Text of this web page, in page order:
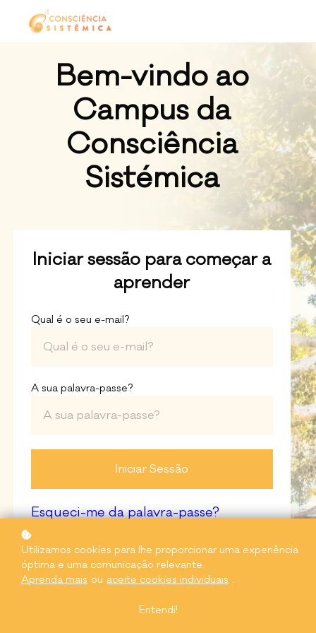
Bem-vindo ao
Campus da
Consciência
Sistémica
Iniciar sessão para começar a
aprender
Qual é o seu e-mail?
A sua palavra-passe?
Iniciar Sessão
Esqueci-me da palavra-passe?
Utilizamos cookies para lhe proporcionar uma experiência
óptima e uma comunicação relevante.
Aprenda mais ou aceite cookies individuais .
Entendi!